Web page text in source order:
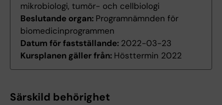
mikrobiologi, tumör- och cellbiologi
Beslutande organ: Programnämnden för
biomedicinprogrammen
Datum för fastställande: 2022-03-23
Kursplanen gäller från: Hösttermin 2022
Särskild behörighet